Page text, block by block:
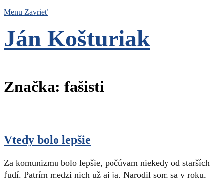
Menu Zavrieť
Ján Košturiak
Značka: fašisti
Vtedy bolo lepšie
Za komunizmu bolo lepšie, počúvam niekedy od starších
ľudí. Patrím medzi nich už aj ja. Narodil som sa v roku,